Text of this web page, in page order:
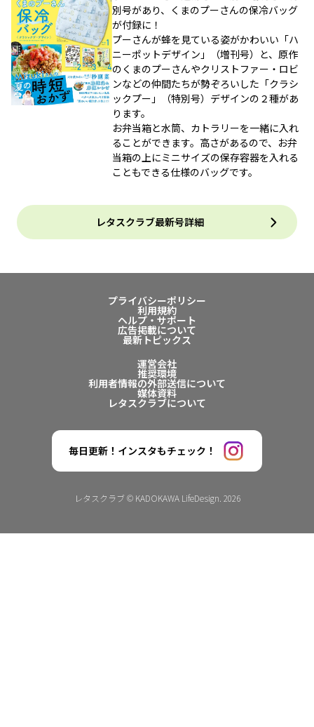
別号があり、くまのプーさんの保冷バッグ
が付録に！
プーさんが蜂を見ている姿がかわいい「ハ
ニーポットデザイン」（増刊号）と、原作
のくまのプーさんやクリストファー・ロビ
ンなどの仲間たちが勢ぞろいした「クラシ
ックプー」（特別号）デザインの２種があ
ります。
お弁当箱と水筒、カトラリーを一緒に入れ
ることができます。高さがあるので、お弁
当箱の上にミニサイズの保存容器を入れる
こともできる仕様のバッグです。
レタスクラブ最新号詳細
プライバシーポリシー
利用規約
ヘルプ・サポート
広告掲載について
最新トピックス
運営会社
推奨環境
利用者情報の外部送信について
媒体資料
レタスクラブについて
毎日更新！インスタもチェック！
レタスクラブ © KADOKAWA LifeDesign. 2026